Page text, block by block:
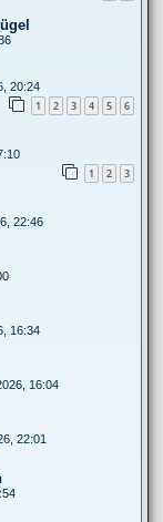
20:24
1 2 3 4 5 6
1 2 3
22:46
16:34
16:04
22:01